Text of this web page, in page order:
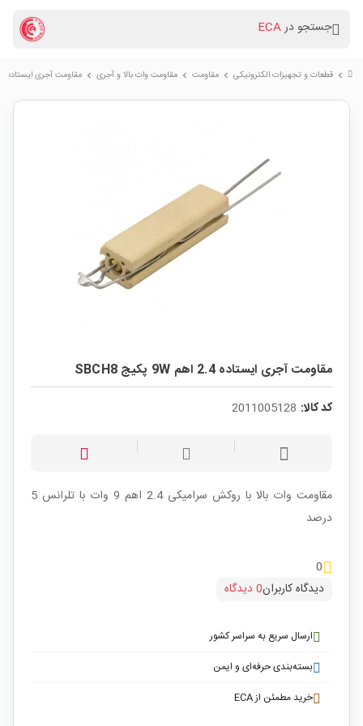
جستجو درECA
chevron_right قطعات و تجهیزات الکترونیکی chevron_right مقاومت chevron_right مقاومت وات بالا و آجری chevron_right مقاومت آجری ایستاده 2.4 اهم 9W پکیج SBCH8
مقاومت آجری ایستاده 2.4 اهم 9W پکیج SBCH8
کد کالا: 2011005128
مقاومت وات بالا با روکش سرامیکی 2.4 اهم 9 وات با تلرانس 5
درصد
0
دیدگاه کاربران0 دیدگاه
ارسال سریع به سراسر کشور
بسته‌بندی حرفه‌ای و ایمن
خرید مطمئن از ECA